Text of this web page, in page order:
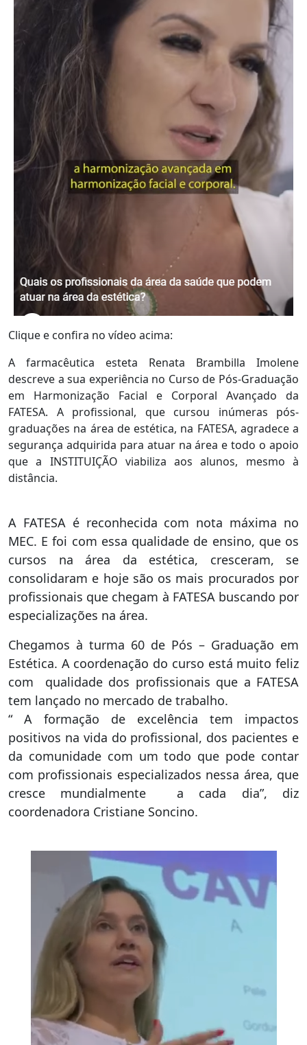
Clique e confira no vídeo acima:
A farmacêutica esteta Renata Brambilla Imolene
descreve a sua experiência no Curso de Pós-Graduação
em Harmonização Facial e Corporal Avançado da
FATESA. A profissional, que cursou inúmeras pós-
graduações na área de estética, na FATESA, agradece a
segurança adquirida para atuar na área e todo o apoio
que a INSTITUIÇÃO viabiliza aos alunos, mesmo à
distância.
A FATESA é reconhecida com nota máxima no
MEC. E foi com essa qualidade de ensino, que os
cursos na área da estética, cresceram, se
consolidaram e hoje são os mais procurados por
profissionais que chegam à FATESA buscando por
especializações na área.
Chegamos à turma 60 de Pós – Graduação em
Estética. A coordenação do curso está muito feliz
com qualidade dos profissionais que a FATESA
tem lançado no mercado de trabalho.
“ A formação de excelência tem impactos
positivos na vida do profissional, dos pacientes e
da comunidade com um todo que pode contar
com profissionais especializados nessa área, que
cresce mundialmente a cada dia”, diz
coordenadora Cristiane Soncino.